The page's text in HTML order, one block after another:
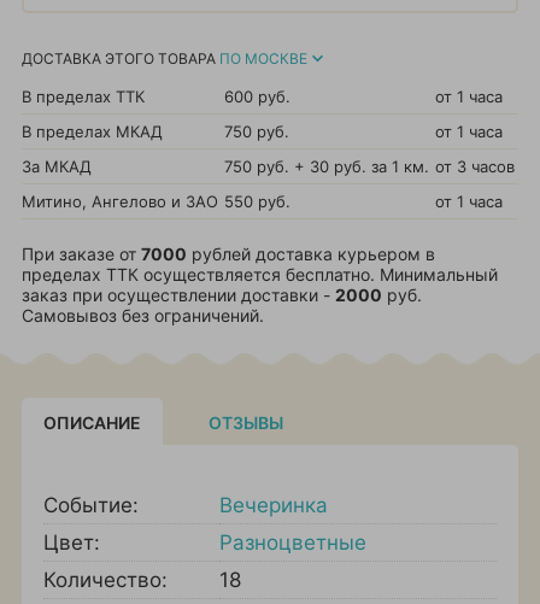
ДОСТАВКА ЭТОГО ТОВАРА ПО МОСКВЕ
В пределах ТТК 600 руб.
от 1 часа
В пределах МКАД
750 руб.
от 1 часа
За МКАД
750 руб. + 30 руб. за 1 км. от 3 часов
Митино, Ангелово и ЗАО 550 руб. от 1 часа
При заказе от 7000 рублей доставка курьером в
пределах ТТК осуществляется бесплатно. Минимальный
заказ при осуществлении доставки - 2000 руб.
Самовывоз без ограничений.
ОПИСАНИЕ ОТЗЫВЫ
Событие:
Вечеринка
Цвет:
Разноцветные
Количество:
18